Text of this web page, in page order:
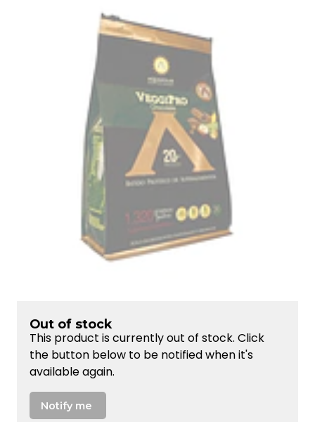
Out of stock
This product is currently out of stock. Click
the button below to be notified when it's
available again.
Notify me